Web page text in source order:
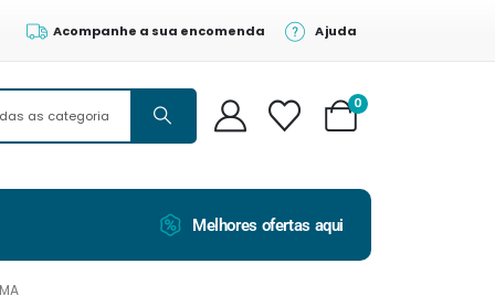
Acompanhe a sua encomenda Ajuda
0
Melhores ofertas aqui